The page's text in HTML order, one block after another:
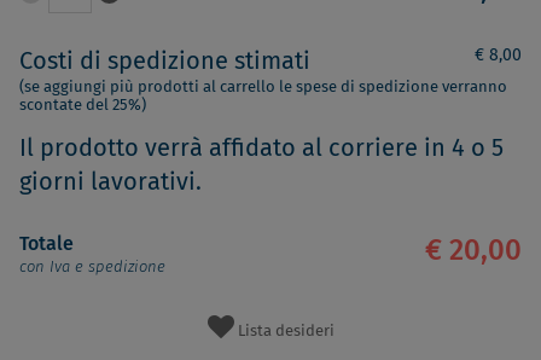
Costi di spedizione stimati € 8,00
(se aggiungi più prodotti al carrello le spese di spedizione verranno
scontate del 25%)
Il prodotto verrà affidato al corriere in 4 o 5
giorni lavorativi.
Totale
con Iva e spedizione
€ 20,00
Lista desideri